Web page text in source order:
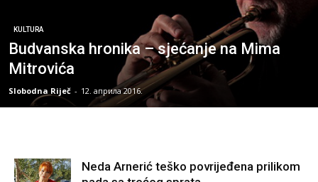
KULTURA
Budvanska hronika – sjećanje na Mima
Mitrovića
Slobodna Riječ - 12. априла 2016.
Neda Arnerić teško povrijeđena prilikom